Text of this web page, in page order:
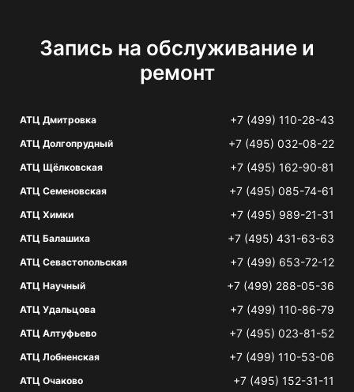
Запись на обслуживание и
ремонт
АТЦ Дмитровка +7 (499) 110-28-43
АТЦ Долгопрудный +7 (495) 032-08-22
АТЦ Щёлковская +7 (495) 162-90-81
АТЦ Семеновская +7 (495) 085-74-61
АТЦ Химки +7 (495) 989-21-31
АТЦ Балашиха +7 (495) 431-63-63
АТЦ Севастопольская +7 (499) 653-72-12
АТЦ Научный +7 (499) 288-05-36
АТЦ Удальцова +7 (499) 110-86-79
АТЦ Алтуфьево +7 (495) 023-81-52
АТЦ Лобненская +7 (499) 110-53-06
АТЦ Очаково +7 (495) 152-31-11